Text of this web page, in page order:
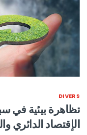
DIVERS
تظاهرة بيئية في
الإقتصاد الدائري